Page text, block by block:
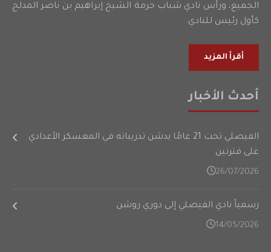
الجميع، ورأس نادي شباب حرمة الشيخ إبراهيم بن ناصر المدلج
كأول رئيس للنادي.
أقرأ المزيد
أحدث الأخبار
الفيصلي تحت 21 عامًا يدشن تدريباته في المعسكر الأعدادي
على فترتين
26/07/2026
رسمياً نادي الفيصلي إلى دوري روشن
14/05/2026